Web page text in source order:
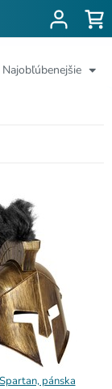
Najobľúbenejšie
pánska